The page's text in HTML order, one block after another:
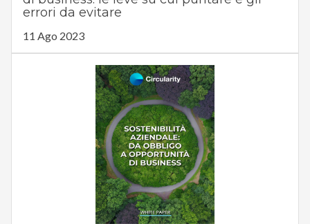
errori da evitare
11 Ago 2023